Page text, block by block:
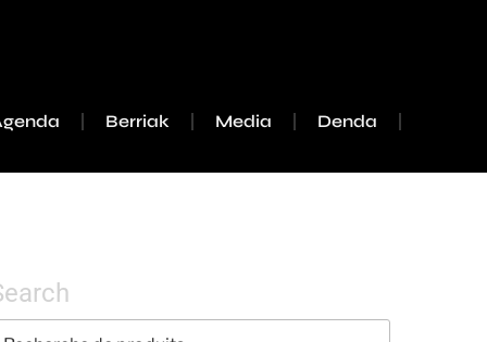
Berriak Media Denda